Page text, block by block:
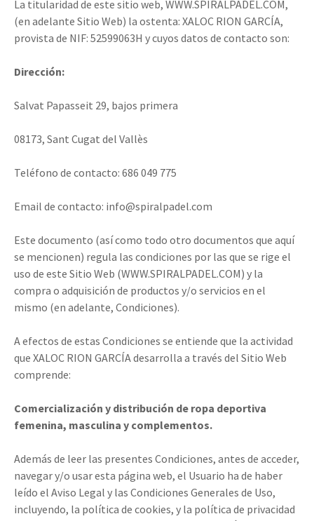
La titularidad de este sitio web, WWW.SPIRALPADEL.COM,
(en adelante Sitio Web) la ostenta: XALOC RION GARCÍA,
provista de NIF: 52599063H y cuyos datos de contacto son:
Dirección:
Salvat Papasseit 29, bajos primera
08173, Sant Cugat del Vallès
Teléfono de contacto: 686 049 775
Email de contacto: info@spiralpadel.com
Este documento (así como todo otro documentos que aquí
se mencionen) regula las condiciones por las que se rige el
uso de este Sitio Web (WWW.SPIRALPADEL.COM) y la
compra o adquisición de productos y/o servicios en el
mismo (en adelante, Condiciones).
A efectos de estas Condiciones se entiende que la actividad
que XALOC RION GARCÍA desarrolla a través del Sitio Web
comprende:
Comercialización y distribución de ropa deportiva
femenina, masculina y complementos.
Además de leer las presentes Condiciones, antes de acceder,
navegar y/o usar esta página web, el Usuario ha de haber
leído el Aviso Legal y las Condiciones Generales de Uso,
incluyendo, la política de cookies, y la política de privacidad